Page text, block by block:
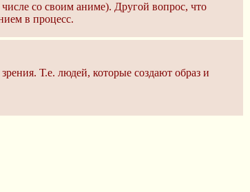
со своим аниме). Другой вопрос, что
в процесс.
Т.е. людей, которые создают образ и